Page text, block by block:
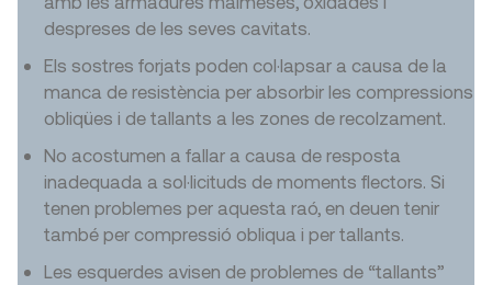
despreses de les seves cavitats.
Els sostres forjats poden col·lapsar a causa de la
manca de resistència per absorbir les compressions
obliqües i de tallants a les zones de recolzament.
No acostumen a fallar a causa de resposta
inadequada a sol·licituds de moments flectors. Si
tenen problemes per aquesta raó, en deuen tenir
també per compressió obliqua i per tallants.
Les esquerdes avisen de problemes de “tallants”